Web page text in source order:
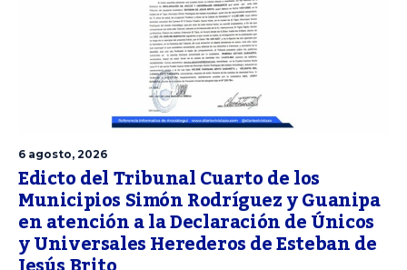
6 agosto, 2026
Edicto del Tribunal Cuarto de los
Municipios Simón Rodríguez y Guanipa
en atención a la Declaración de Únicos
y Universales Herederos de Esteban de